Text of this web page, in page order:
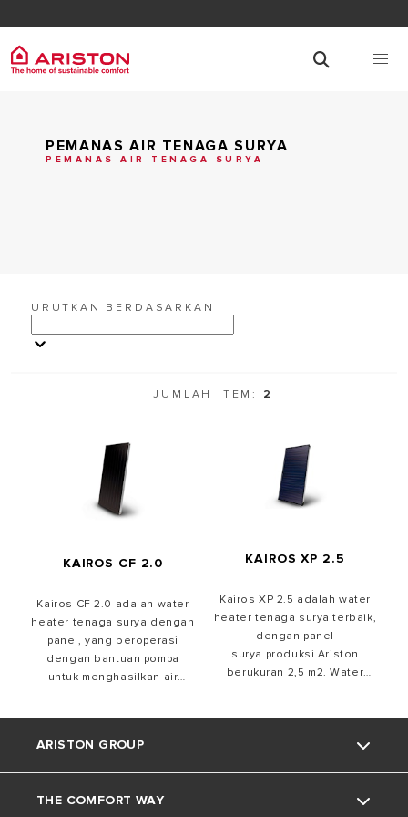
PEMANAS AIR TENAGA SURYA
PEMANAS AIR TENAGA SURYA
URUTKAN BERDASARKAN
JUMLAH ITEM: 2
KAIROS CF 2.0
Kairos CF 2.0 adalah water
heater tenaga surya dengan
panel, yang beroperasi
dengan bantuan pompa
untuk menghasilkan air
dibekali teknologi modern
KAIROS XP 2.5
Kairos XP 2.5 adalah water
heater tenaga surya terbaik,
dengan panel
surya produksi Ariston
berukuran 2,5 m2. Water
cocok untuk penggunaan
ARISTON GROUP
Tentang Ariston
THE COMFORT WAY